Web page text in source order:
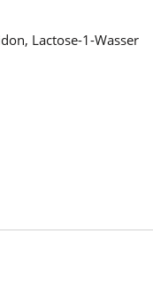
Lactose-1-Wasser